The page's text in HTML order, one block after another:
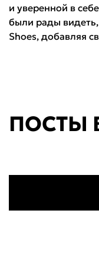
и уверенной в
были рады
Shoes, добавляя
ПОСТЫ
Я согласен с
персональных